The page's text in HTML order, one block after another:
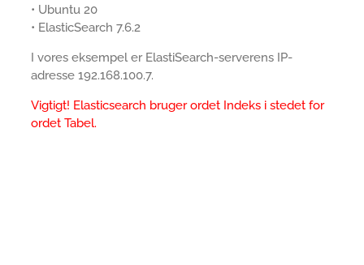
• Ubuntu 20
• ElasticSearch 7.6.2
I vores eksempel er ElastiSearch-serverens IP-
adresse 192.168.100.7.
Vigtigt! Elasticsearch bruger ordet Indeks i stedet for
ordet Tabel.